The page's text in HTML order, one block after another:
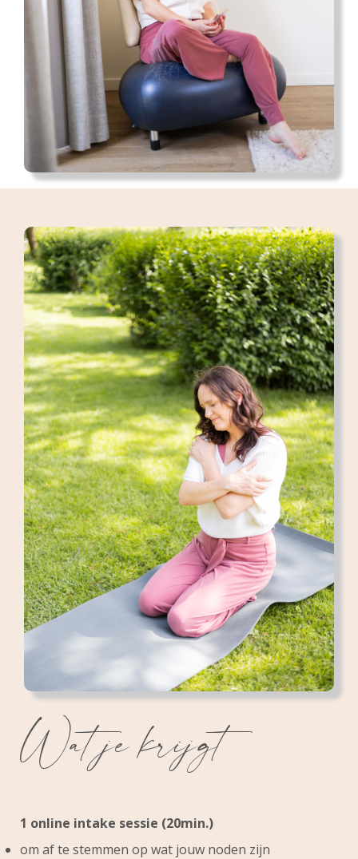
Wat je krijgt
1 online intake sessie (20min.)
om af te stemmen op wat jouw noden zijn